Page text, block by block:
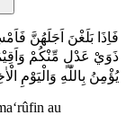
فَاِذَا بَلَغْنَ اَجَلَهُنَّ
ذَوَيْ عَدْلٍ مِّنْكُمْ
يُؤْمِنُ بِاللّٰهِ وَالْيَوْمِ
au